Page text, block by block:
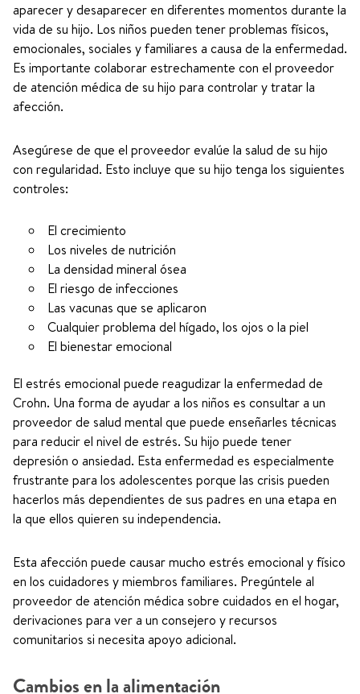
aparecer y desaparecer en diferentes momentos durante la
vida de su hijo. Los niños pueden tener problemas físicos,
emocionales, sociales y familiares a causa de la enfermedad.
Es importante colaborar estrechamente con el proveedor
de atención médica de su hijo para controlar y tratar la
afección.
Asegúrese de que el proveedor evalúe la salud de su hijo
con regularidad. Esto incluye que su hijo tenga los siguientes
controles:
El crecimiento
Los niveles de nutrición
La densidad mineral ósea
El riesgo de infecciones
Las vacunas que se aplicaron
Cualquier problema del hígado, los ojos o la piel
El bienestar emocional
El estrés emocional puede reagudizar la enfermedad de
Crohn. Una forma de ayudar a los niños es consultar a un
proveedor de salud mental que puede enseñarles técnicas
para reducir el nivel de estrés. Su hijo puede tener
depresión o ansiedad. Esta enfermedad es especialmente
frustrante para los adolescentes porque las crisis pueden
hacerlos más dependientes de sus padres en una etapa en
la que ellos quieren su independencia.
Esta afección puede causar mucho estrés emocional y físico
en los cuidadores y miembros familiares. Pregúntele al
proveedor de atención médica sobre cuidados en el hogar,
derivaciones para ver a un consejero y recursos
comunitarios si necesita apoyo adicional.
Cambios en la alimentación